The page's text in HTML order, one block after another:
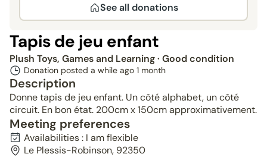
See all donations
Tapis de jeu enfant
Plush Toys, Games and Learning· Good condition
Donation posted a while ago 1 month
Description
Donne tapis de jeu enfant. Un côté alphabet, un côté
circuit. En bon état. 200cm x 150cm approximativement.
Meeting preferences
Availabilities : I am flexible
Le Plessis-Robinson, 92350